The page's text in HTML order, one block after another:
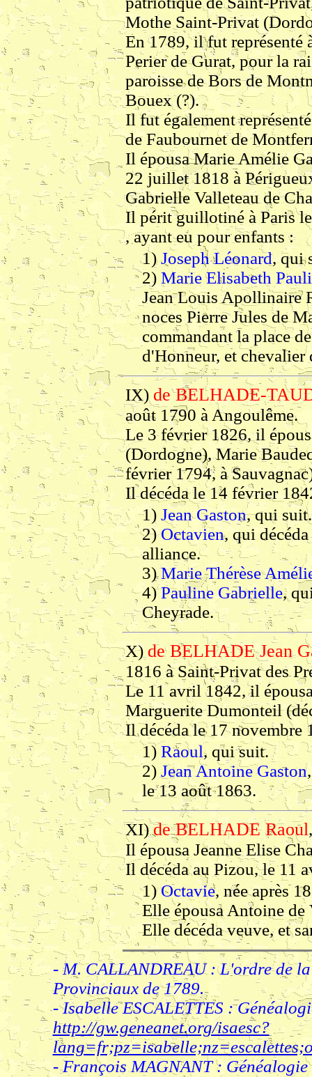
Mothe Saint-Privat
En 1789, il fut représenté
Perier de Gurat, pour la
paroisse de Bors de
Bouex (?).
Il fut également
de Faubournet de
Il épousa Marie Amélie
22 juillet 1818 à
Gabrielle Valleteau de
Il périt guillotiné à Paris
, ayant eu pour enfants :
1)Joseph Léonard, qui
2) Marie Elisabeth
Jean Louis Apollinaire
noces Pierre Jules de
commandant la place
d'Honneur, et chevalier
IX) de BELHADE-
août 1790 à Angoulême.
Le 3 février 1826, il
(Dordogne), Marie
février 1794, à
Il décéda le 14 février
1) Jean Gaston, qui suit.
2)Octavien, qui
alliance.
3)Marie Thérèse
4)Pauline Gabrielle,
Cheyrade.
X) de BELHADE Jean
1816 à Saint-Privat des
Le 11 avril 1842, il
Marguerite Dumonteil
Il décéda le 17 novembre
1) Raoul, qui suit.
2) Jean Antoine Gaston
le 13 août 1863.
XI)de BELHADE Raoul
Il épousa Jeanne Elise
Il décéda au Pizou, le 11
1)Octavie, née après
Elle épousa Antoine
Elle décéda veuve, et
- M. CALLANDREAU : L'ordre de
Provinciaux de 1789.
- Isabelle ESCALETTES :
http://gw.geneanet.org/isaesc?
- François MAGNANT : Généalogie